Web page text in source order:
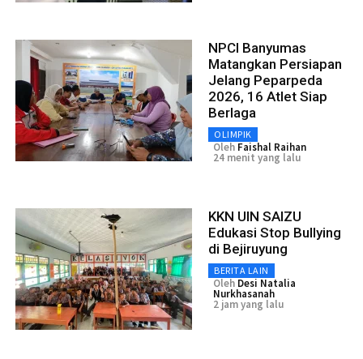
NPCI Banyumas
Matangkan Persiapan
Jelang Peparpeda
2026, 16 Atlet Siap
Berlaga
OLIMPIK
Oleh Faishal Raihan
24 menit yang lalu
KKN UIN SAIZU
Edukasi Stop Bullying
di Bejiruyung
BERITA LAIN
Oleh Desi Natalia
Nurkhasanah
2 jam yang lalu